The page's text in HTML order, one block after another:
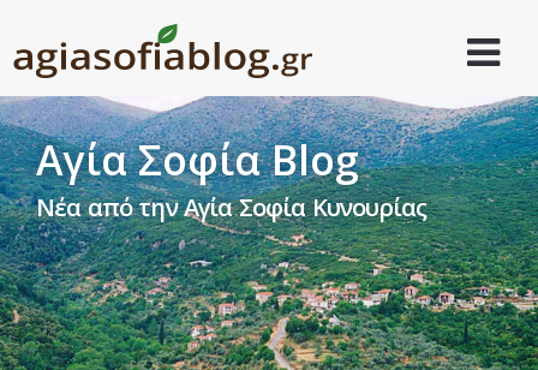
Αγία Σοφία Blog
Νέα από την Αγία Σοφία Κυνουρίας